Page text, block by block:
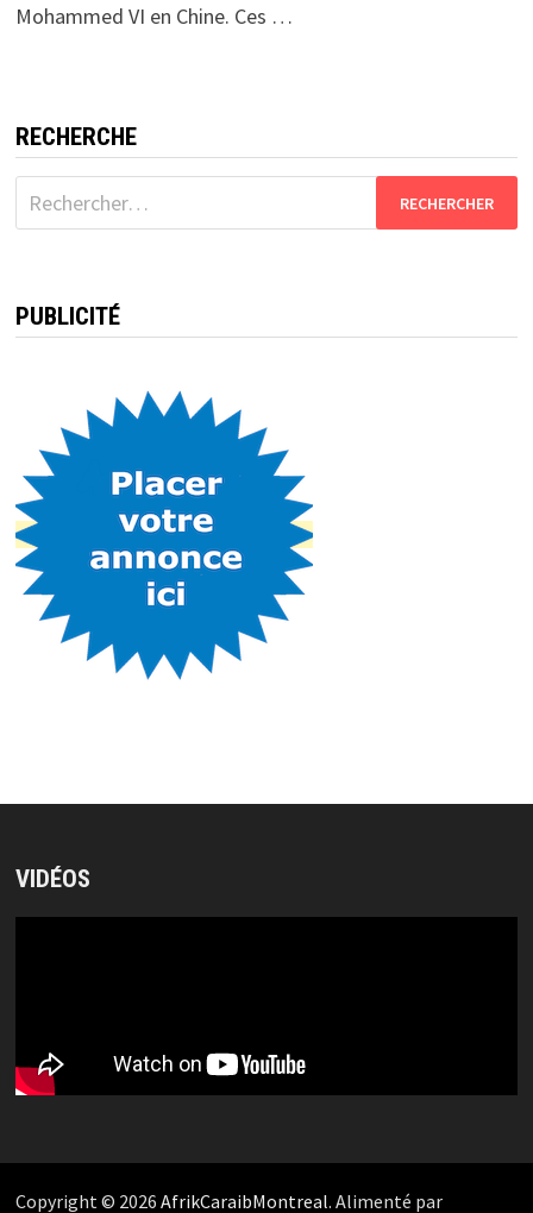
Mohammed VI en Chine. Ces …
RECHERCHE
Rechercher :
PUBLICITÉ
VIDÉOS
Copyright © 2026 AfrikCaraibMontreal. Alimenté par